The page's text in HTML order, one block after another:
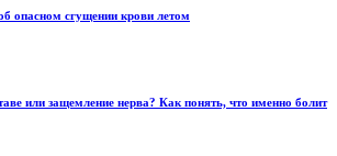
опасном сгущении крови летом
или защемление нерва? Как понять, что именно болит